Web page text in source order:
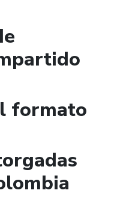
formato